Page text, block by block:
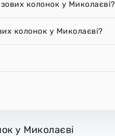
колонок у Миколаєві?
колонок у Миколаєві?
у Миколаєві